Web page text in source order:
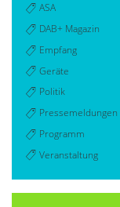
ASA
DAB+ Magazin
Empfang
Geräte
Politik
Pressemeldungen
Programm
Veranstaltung